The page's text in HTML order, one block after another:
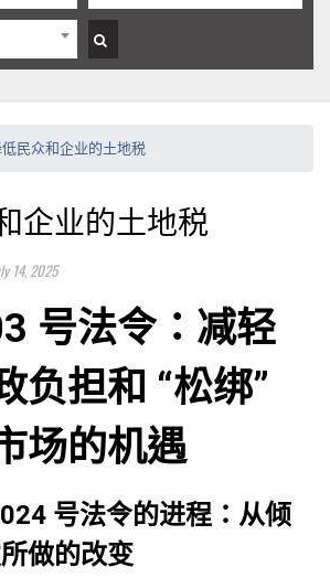
低民众和企业的土地税
企业的土地税
14, 2025
号法令：减轻
负担和 “松绑”
场的机遇
号法令的进程：从倾
做的改变